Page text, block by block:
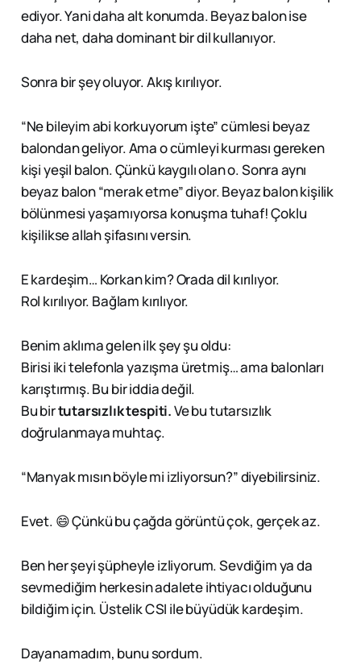
ediyor. Yani daha alt konumda. Beyaz balon ise
daha net, daha dominant bir dil kullanıyor.
Sonra bir şey oluyor. Akış kırılıyor.
“Ne bileyim abi korkuyorum işte” cümlesi beyaz
balondan geliyor. Ama o cümleyi kurması gereken
kişi yeşil balon. Çünkü kaygılı olan o. Sonra aynı
beyaz balon “merak etme” diyor. Beyaz balon kişilik
bölünmesi yaşamıyorsa konuşma tuhaf! Çoklu
kişilikse allah şifasını versin.
E kardeşim… Korkan kim? Orada dil kırılıyor.
Rol kırılıyor. Bağlam kırılıyor.
Benim aklıma gelen ilk şey şu oldu:
Birisi iki telefonla yazışma üretmiş… ama balonları
karıştırmış. Bu bir iddia değil.
Bu birtutarsızlık tespiti.Ve bu tutarsızlık
doğrulanmaya muhtaç.
“Manyak mısın böyle mi izliyorsun?” diyebilirsiniz.
Evet. 😄 Çünkü bu çağda görüntü çok, gerçek az.
Ben her şeyi şüpheyle izliyorum. Sevdiğim ya da
sevmediğim herkesin adalete ihtiyacı olduğunu
bildiğim için. Üstelik CSI ile büyüdük kardeşim.
Dayanamadım, bunu sordum.